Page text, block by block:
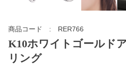
商品コード RER766
K10ホワイトゴールド
リング